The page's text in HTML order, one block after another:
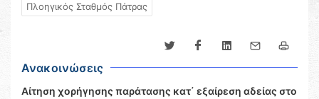
Πλοηγικός Σταθμός Πάτρας
Ανακοινώσεις
Αίτηση χορήγησης παράτασης κατ΄ εξαίρεση αδείας στο